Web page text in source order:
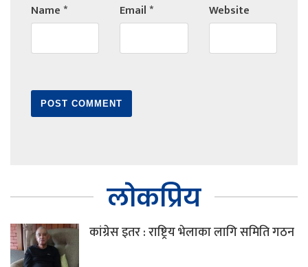
Name* Email* Website
लोकप्रिय
कांग्रेस इतर : राष्ट्रिय भेलाका लागि समिति गठन